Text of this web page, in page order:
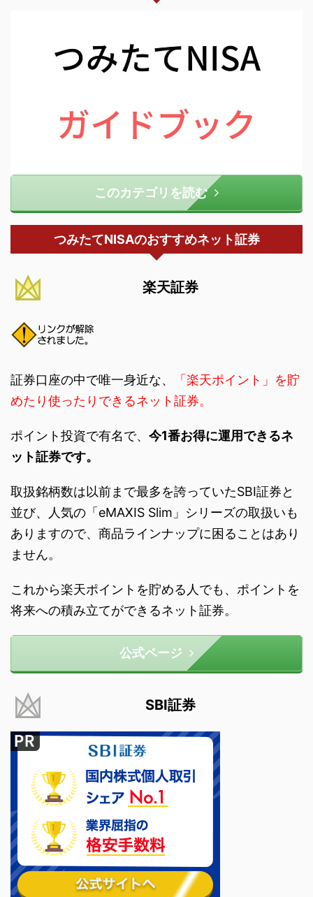
このカテゴリを読む
つみたてNISAのおすすめネット証券
楽天証券
証券口座の中で唯一身近な、
「楽天ポイント」を貯
めたり使ったりできるネット証券。
ポイント投資で有名で、 今1番お得に運用できるネ
ット証券です。
取扱銘柄数は以前まで最多を誇っていたSBI証券と
並び、人気の「eMAXIS Slim」シリーズの取扱いも
ありますので、商品ラインナップに困ることはあり
ません。
これから楽天ポイントを貯める人でも、ポイントを
将来への積み立てができるネット証券。
公式ページ
SBI証券